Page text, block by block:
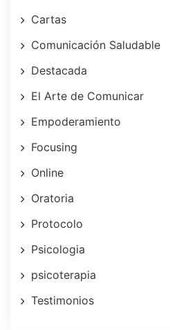
Cartas
Comunicación Saludable
Destacada
El Arte de Comunicar
Empoderamiento
Focusing
Online
Oratoria
Protocolo
Psicologia
psicoterapia
Testimonios